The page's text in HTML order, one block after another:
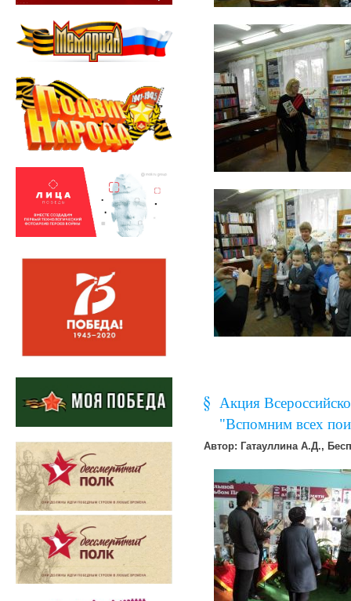
Акция
"Вспомним всех
Автор: Гатауллина А.Д.,